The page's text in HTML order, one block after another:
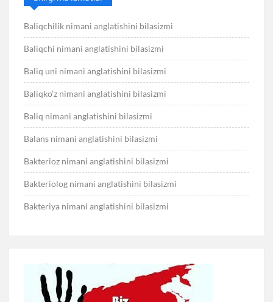
Baliqchilik nimani anglatishini bilasizmi
Baliqchi nimani anglatishini bilasizmi
Baliq uni nimani anglatishini bilasizmi
Baliqko’z nimani anglatishini bilasizmi
Baliq nimani anglatishini bilasizmi
Balans nimani anglatishini bilasizmi
Bakterioz nimani anglatishini bilasizmi
Bakteriolog nimani anglatishini bilasizmi
Bakteriya nimani anglatishini bilasizmi